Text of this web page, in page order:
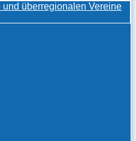
überregionalen Vereine